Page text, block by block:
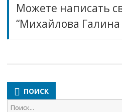
Можете написать
“Михайлова
ПОИСК
Поиск